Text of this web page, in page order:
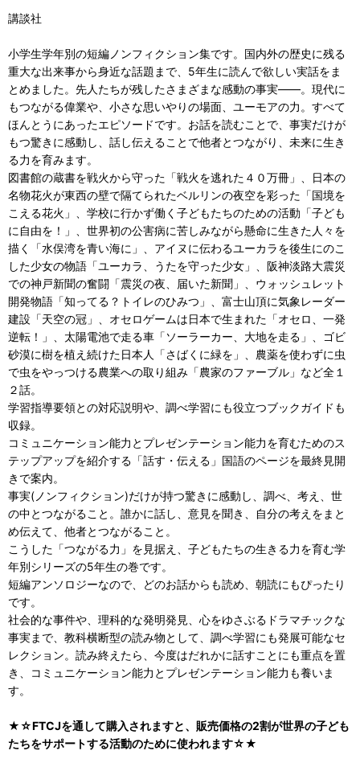
講談社
小学生学年別の短編ノンフィクション集です。国内外の歴史に残る
重大な出来事から身近な話題まで、5年生に読んで欲しい実話をま
とめました。先人たちが残したさまざまな感動の事実――。現代に
もつながる偉業や、小さな思いやりの場面、ユーモアの力。すべて
ほんとうにあったエピソードです。お話を読むことで、事実だけが
もつ驚きに感動し、話し伝えることで他者とつながり、未来に生き
る力を育みます。
図書館の蔵書を戦火から守った「戦火を逃れた４０万冊」、日本の
名物花火が東西の壁で隔てられたベルリンの夜空を彩った「国境を
こえる花火」、学校に行かず働く子どもたちのための活動「子ども
に自由を！」、世界初の公害病に苦しみながら懸命に生きた人々を
描く「水俣湾を青い海に」、アイヌに伝わるユーカラを後生にのこ
した少女の物語「ユーカラ、うたを守った少女」、阪神淡路大震災
での神戸新聞の奮闘「震災の夜、届いた新聞」、ウォッシュレット
開発物語「知ってる？トイレのひみつ」、富士山頂に気象レーダー
建設「天空の冠」、オセロゲームは日本で生まれた「オセロ、一発
逆転！」、太陽電池で走る車「ソーラーカー、大地を走る」、ゴビ
砂漠に樹を植え続けた日本人「さばくに緑を」、農薬を使わずに虫
で虫をやっつける農業への取り組み「農家のファーブル」など全１
２話。
学習指導要領との対応説明や、調べ学習にも役立つブックガイドも
収録。
コミュニケーション能力とプレゼンテーション能力を育むためのス
テップアップを紹介する「話す・伝える」国語のページを最終見開
きで案内。
事実(ノンフィクション)だけが持つ驚きに感動し、調べ、考え、世
の中とつながること。誰かに話し、意見を聞き、自分の考えをまと
め伝えて、他者とつながること。
こうした「つながる力」を見据え、子どもたちの生きる力を育む学
年別シリーズの5年生の巻です。
短編アンソロジーなので、どのお話からも読め、朝読にもぴったり
です。
社会的な事件や、理科的な発明発見、心をゆさぶるドラマチックな
事実まで、教科横断型の読み物として、調べ学習にも発展可能なセ
レクション。読み終えたら、今度はだれかに話すことにも重点を置
き、コミュニケーション能力とプレゼンテーション能力も養いま
す。
★☆FTCJを通して購入されますと、販売価格の2割が世界の子ども
たちをサポートする活動のために使われます☆★